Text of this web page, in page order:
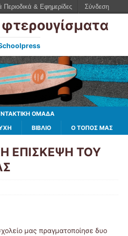
ΟΜΑΔΑ
ΒΙΒΛΊΟ Ο ΤΌΠΟΣ ΜΑΣ
ΕΠΙΣΚΕΨΗ ΤΟΥ
μας πραγματοποίησε δυο
Περιοδικά & Εφημερίδες Σύνδεση